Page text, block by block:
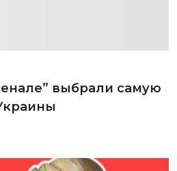
выбрали самую